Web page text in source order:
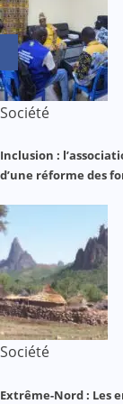
Société
Inclusion :
d’une réforme des
Société
Extrême-Nord : Les